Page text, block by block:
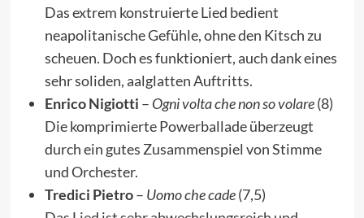
Das extrem konstruierte Lied bedient
neapolitanische Gefühle, ohne den Kitsch zu
scheuen. Doch es funktioniert, auch dank eines
sehr soliden, aalglatten Auftritts.
Enrico Nigiotti – Ogni volta che non so volare(8)
Die komprimierte Powerballade überzeugt
durch ein gutes Zusammenspiel von Stimme
und Orchester.
Tredici Pietro– Uomo che cade(7,5)